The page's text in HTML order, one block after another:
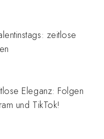
zeitlose
Eleganz: Folgen
und TikTok!